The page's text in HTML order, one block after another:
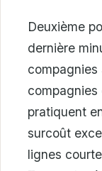
Deuxième
dernière
compagnies
compagnies
pratiquent
surcoût
lignes